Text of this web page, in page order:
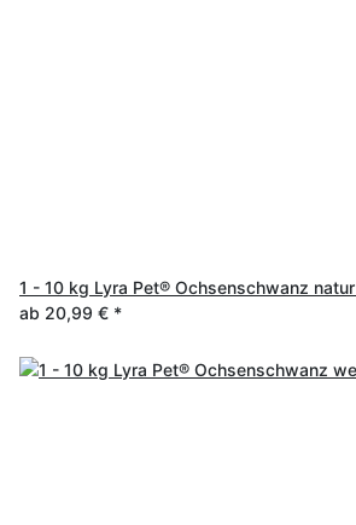
1 - 10 kg Lyra Pet® Ochsenschwanz natur
ab 20,99 € *